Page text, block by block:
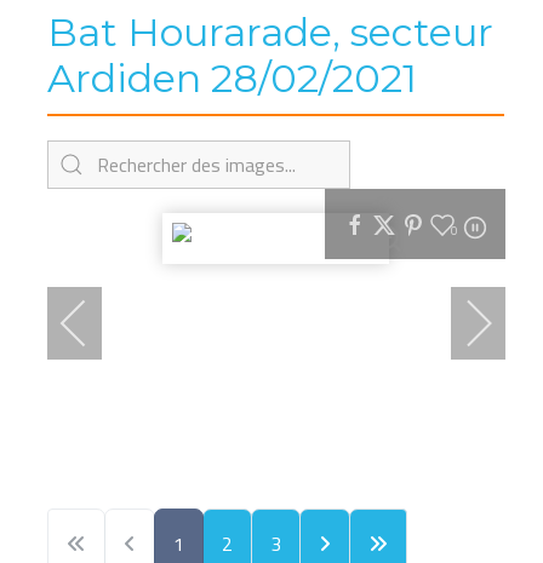
Bat Hourarade, secteur
Ardiden 28/02/2021
0
1 2 3